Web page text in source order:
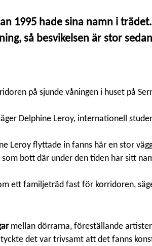
1995 hade sina namn i
så besvikelsen är stor
på sjunde våningen i huset på
Delphine Leroy, internationell
Leroy flyttade in fanns här en stor
bott där under den tiden har sitt
ett familjeträd fast för korridoren,
mellan dörrarna, föreställande
det var trivsamt att det fanns